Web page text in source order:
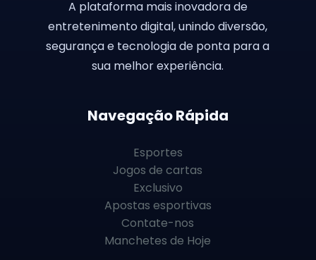
A plataforma mais inovadora de
entretenimento digital, unindo diversão,
segurança e tecnologia de ponta para a
sua melhor experiência.
Navegação Rápida
Esportes
Jogos de cartas
Exclusivo
Apostas esportivas
Contate-nos
Manchetes de Hoje